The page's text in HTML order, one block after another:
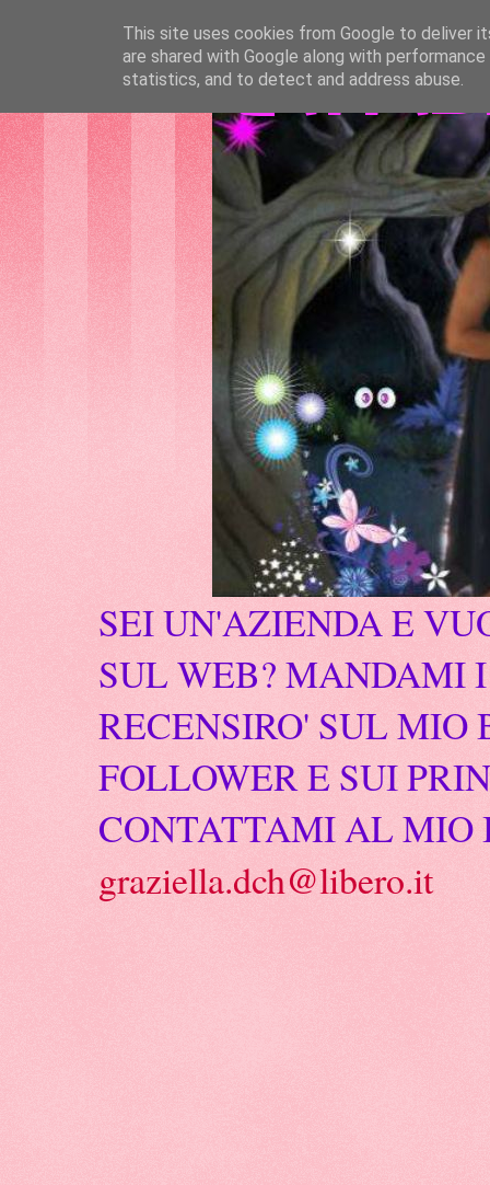
SEI UN'AZIENDA E
SUL WEB? MANDAMI
RECENSIRO' SUL
FOLLOWER E SUI
CONTATTAMI AL
graziella.dch@libero.it
This site uses cookies from Google to deliver
are shared with Google along with
statistics, and to detect and address abuse.